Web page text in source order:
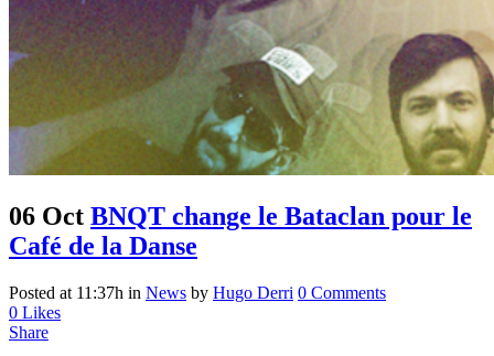
06 Oct BNQT change le Bataclan pour le
Café de la Danse
Posted at 11:37h in News by Hugo Derri 0 Comments
0 Likes
Share